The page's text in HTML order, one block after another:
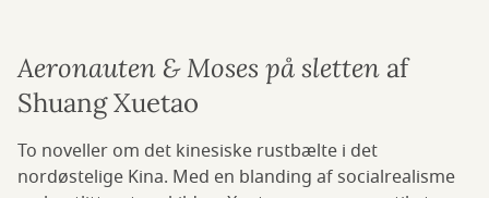
Aeronauten & Moses på slettenaf
Shuang Xuetao
To noveller om det kinesiske rustbælte i det
nordøstelige Kina. Med en blanding af socialrealisme